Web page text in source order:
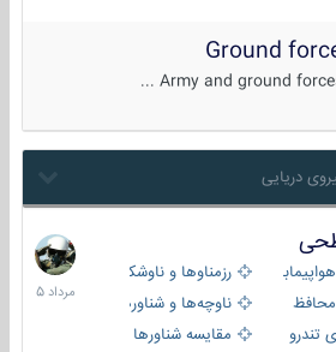
Ground
Army and ground
و بالگرد بررزمناوها و ناوشکن‌ها
ناوچه‌ها و شناورهای گشتی
مقایسه شناورها
2
مرداد
1405